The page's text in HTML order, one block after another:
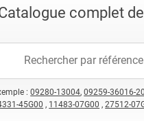
complet
:09280-13004,09259-36016-
45G00 , 11483-07G00 ,27512-